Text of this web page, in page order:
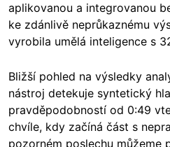
aplikovanou a integrovanou
ke zdánlivě neprůkaznému
vyrobila umělá inteligence s
Bližší pohled na výsledky
nástroj detekuje syntetický
pravděpodobností od 0:49
chvíle, kdy začíná část s
pozorném poslechu můžeme